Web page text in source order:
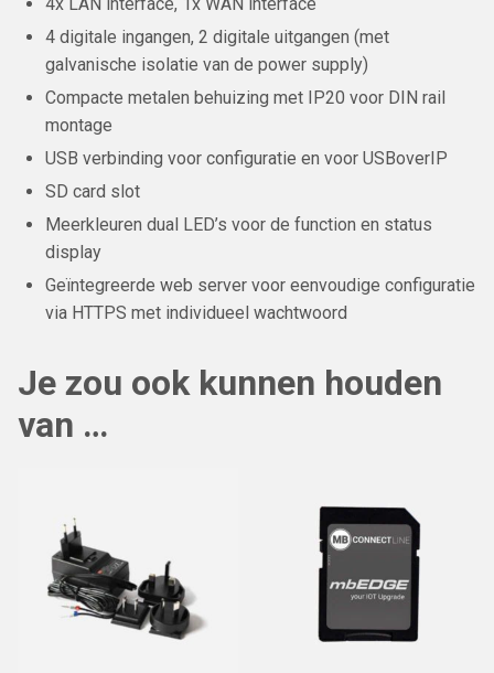
4 digitale ingangen, 2 digitale uitgangen (met
galvanische isolatie van de power supply)
Compacte metalen behuizing met IP20 voor DIN rail
montage
USB verbinding voor configuratie en voor USBoverIP
SD card slot
Meerkleuren dual LED’s voor de function en status
display
Geïntegreerde web server voor eenvoudige configuratie
via HTTPS met individueel wachtwoord
Je zou ook kunnen houden
van …